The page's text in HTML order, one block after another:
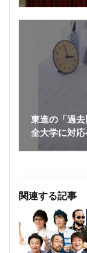
東進の「過
全大学に対応
関連する記事